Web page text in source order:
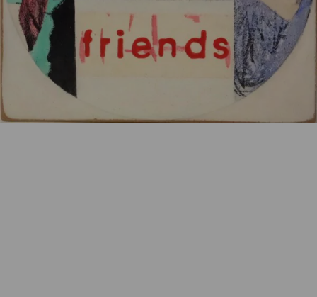
Eigenschaften
Versand und Lieferung